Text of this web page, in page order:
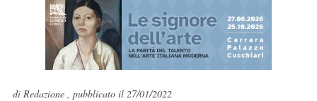
di Redazione , pubblicato il 27/01/2022